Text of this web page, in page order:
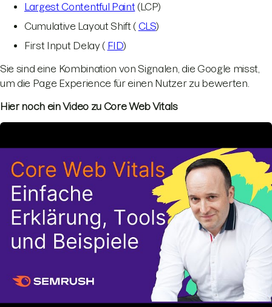
Largest Contentful Paint (LCP)
Cumulative Layout Shift ( CLS)
First Input Delay ( FID)
Sie sind eine Kombination von Signalen, die Google misst,
um die Page Experience für einen Nutzer zu bewerten.
Hier noch ein Video zu Core Web Vitals